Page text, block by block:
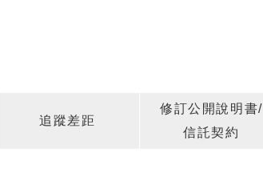
追蹤差距
修訂公開說明書/
信託契約